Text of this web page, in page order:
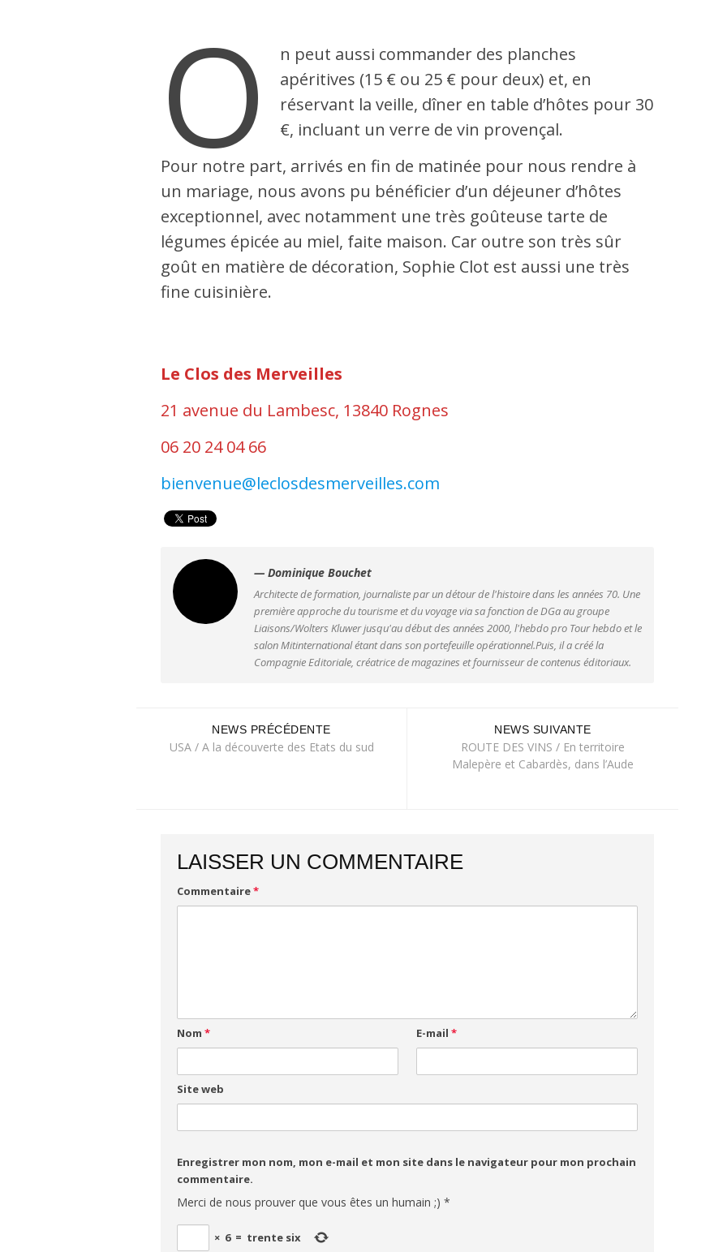
O
n peut aussi commander des planches
apéritives (15 € ou 25 € pour deux) et, en
réservant la veille, dîner en table d’hôtes pour 30
€, incluant un verre de vin provençal.
Pour notre part, arrivés en fin de matinée pour nous rendre à
un mariage, nous avons pu bénéficier d’un déjeuner d’hôtes
exceptionnel, avec notamment une très goûteuse tarte de
légumes épicée au miel, faite maison. Car outre son très sûr
goût en matière de décoration, Sophie Clot est aussi une très
fine cuisinière.
Le Clos des Merveilles
21 avenue du Lambesc, 13840 Rognes
06 20 24 04 66
bienvenue@leclosdesmerveilles.com
— Dominique Bouchet
Architecte de formation, journaliste par un détour de l'histoire dans les années 70. Une
première approche du tourisme et du voyage via sa fonction de DGa au groupe
Liaisons/Wolters Kluwer jusqu'au début des années 2000, l'hebdo pro Tour hebdo et le
salon Mitinternational étant dans son portefeuille opérationnel.Puis, il a créé la
Compagnie Editoriale, créatrice de magazines et fournisseur de contenus éditoriaux.
NEWS PRÉCÉDENTE
USA / A la découverte des Etats du sud
NEWS SUIVANTE
ROUTE DES VINS / En territoire
Malepère et Cabardès, dans l’Aude
LAISSER UN COMMENTAIRE
Commentaire*
Nom * E-mail*
Site web
Enregistrer mon nom, mon e-mail et mon site dans le navigateur pour mon prochain
commentaire.
Merci de nous prouver que vous êtes un humain ;) *
× 6 = trente six